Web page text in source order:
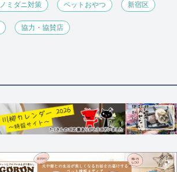
ノミダニ対策 ペットおやつ 新宿区
協力・協賛店